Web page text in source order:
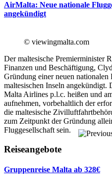
AirMalta: Neue nationale
angekündigt
© viewingmalta.com
Der maltesische Premierminister
Finanzen und Beschäftigung,
Gründung einer neuen nationalen
maltesischen Inseln
Malta Airlines p.l.c. heißen und
aufnehmen, vorbehaltlich der
die maltesische
zum Zeitpunkt der Gründung
Fluggesellschaft sein.
Reiseangebote
Gruppenreise Malta ab 328€